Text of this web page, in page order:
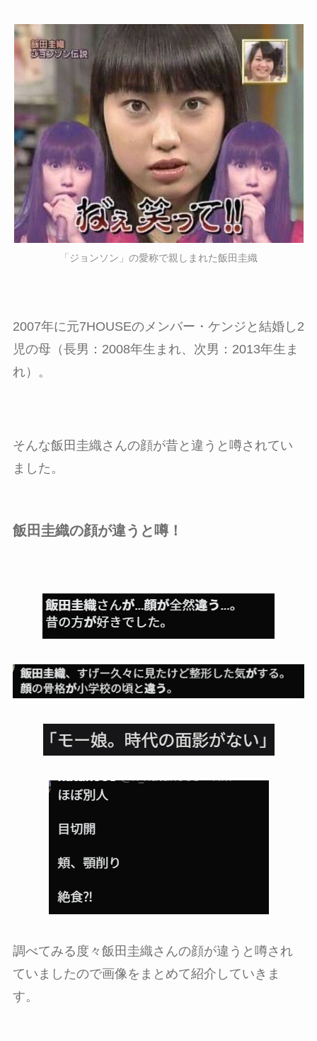
「ジョンソン」の愛称で親しまれた飯田圭織
2007年に元7HOUSEのメンバー・ケンジと結婚し2
児の母（長男：2008年生まれ、次男：2013年生ま
れ）。
そんな飯田圭織さんの顔が昔と違うと噂されてい
ました。
飯田圭織の顔が違うと噂！
調べてみる度々飯田圭織さんの顔が違うと噂され
ていましたので画像をまとめて紹介していきま
す。